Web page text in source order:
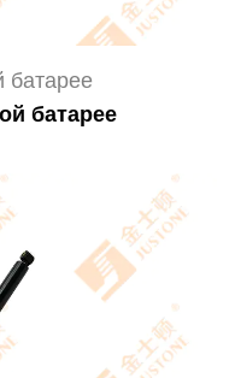
батарее
батарее